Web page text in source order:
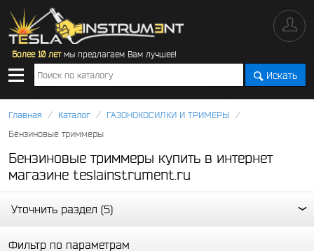
Более 10 летмы предлагаем Вам лучшее!
Искать
Главная / Каталог / ГАЗОНОКОСИЛКИ И ТРИМЕРЫ /
Бензиновые триммеры
Бензиновые триммеры купить в интернет
магазине teslainstrument.ru
Уточнить раздел (5)
Фильтр по параметрам